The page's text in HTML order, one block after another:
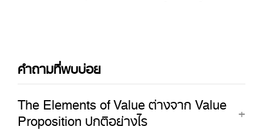
คำถามที่พบบ่อย
The Elements of Value ต่างจาก Value
Proposition ปกติอย่างไร